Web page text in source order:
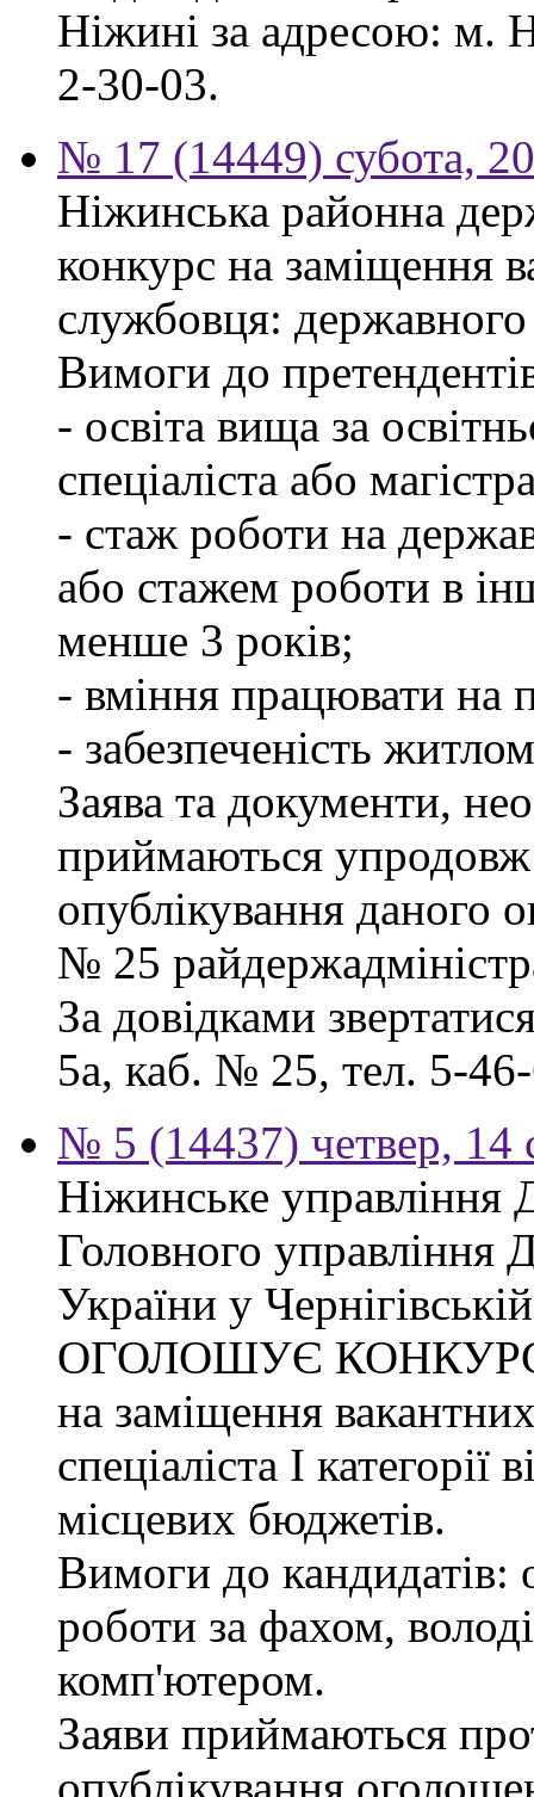
Ніжині за адресою: м.
2-30-03.
№ 17 (14449) субота,
Ніжинська районна
конкурс на заміщення
службовця: державного
Вимоги до
- освіта вища за
спеціаліста або
- стаж роботи на
або стажем роботи в
менше 3 років;
- вміння працювати на
- забезпеченість
Заява та документи,
приймаються упродовж
опублікування даного
№ 25
За довідками
5а, каб. № 25, тел. 5-
№ 5 (14437) четвер, 14
Ніжинське управління
Головного управління
України у
ОГОЛОШУЄ
на заміщення
спеціаліста І
місцевих бюджетів.
Вимоги до кандидатів:
роботи за фахом,
комп'ютером.
Заяви приймаються
опублікування